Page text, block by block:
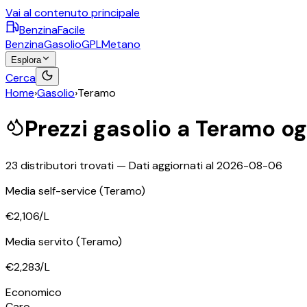
Vai al contenuto principale
BenzinaFacile
BenzinaGasolioGPLMetano
Esplora
Cerca
Home›Gasolio›Teramo
Prezzi gasolio a Teramo
23 distributori trovati — Dati aggiornati al2026-08-06
Media self-service (Teramo)
€2,106/L
Media servito (Teramo)
€2,283/L
Economico